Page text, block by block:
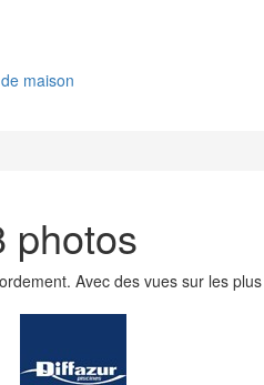
maison
photos
Avec des vues sur les